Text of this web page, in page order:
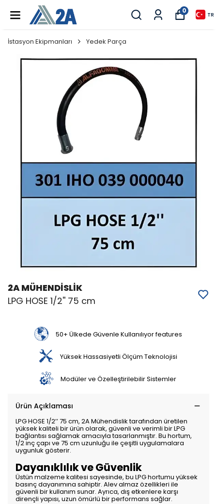
0
TR
İstasyon Ekipmanları Yedek Parça
2A MÜHENDİSLİK
LPG HOSE 1/2'' 75 cm
50+ Ülkede Güvenle Kullanılıyor features
Yüksek Hassasiyetli Ölçüm Teknolojisi
Modüler ve Özelleştirilebilir Sistemler
Ürün Açıklaması
LPG HOSE 1/2’’ 75 cm, 2A Mühendislik tarafından üretilen
yüksek kaliteli bir ürün olarak, güvenli ve verimli bir LPG
bağlantısı sağlamak amacıyla tasarlanmıştır. Bu hortum,
1/2 inç çapı ve 75 cm uzunluğu ile çeşitli uygulamalara
uygunluk gösterir.
Dayanıklılık ve Güvenlik
Üstün malzeme kalitesi sayesinde, bu LPG hortumu yüksek
basınç dayanımına sahiptir. Alev almaz özellikleri ile
güvenli bir kullanım sunar. Ayrıca, dış etkenlere karşı
dirençli yapısı, uzun ömürlü bir performans sağlar.